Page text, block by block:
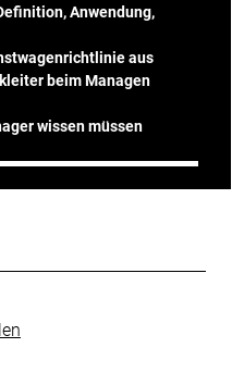
Anwendung,
aus
beim Managen
wissen müssen